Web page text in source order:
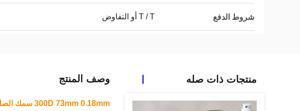
شروط الدفع T / T أو التفاوض
منتجات ذات صله وصف المنتج
300D 73mm 0.18mm سمك الصلب الخالي من الصلب علبة غطاء للأغذية الصحة علبة أسفل